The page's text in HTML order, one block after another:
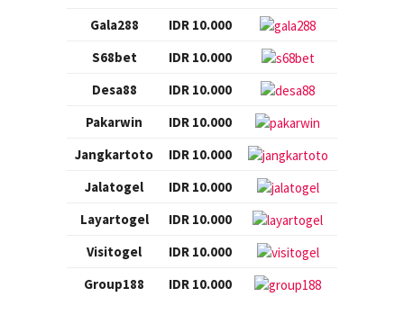
Gala288
IDR 10.000
S68bet
IDR 10.000
Desa88
IDR 10.000
Pakarwin
IDR 10.000
Jangkartoto
IDR 10.000
Jalatogel
IDR 10.000
Layartogel
IDR 10.000
Visitogel
IDR 10.000
Group188
IDR 10.000